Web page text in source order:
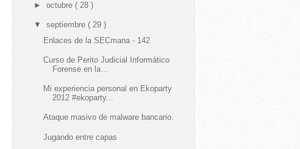
► octubre ( 28 )
▼ septiembre ( 29 )
Enlaces de la SECmana - 142
Curso de Perito Judicial Informático
Forense en la...
Mi experiencia personal en Ekoparty
2012 #ekoparty...
Ataque masivo de malware bancario.
Jugando entre capas